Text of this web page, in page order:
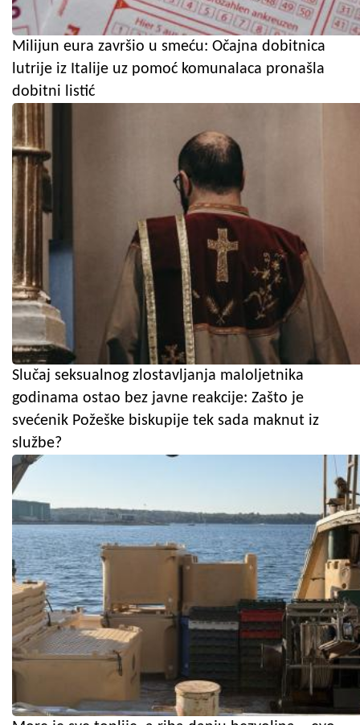
Milijun eura završio u smeću: Očajna dobitnica
lutrije iz Italije uz pomoć komunalaca pronašla
dobitni listić
Slučaj seksualnog zlostavljanja maloljetnika
godinama ostao bez javne reakcije: Zašto je
svećenik Požeške biskupije tek sada maknut iz
službe?